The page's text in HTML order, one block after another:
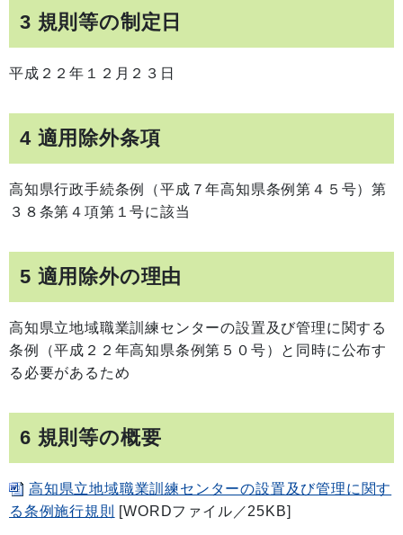
3 規則等の制定日
平成２２年１２月２３日
4 適用除外条項
高知県行政手続条例（平成７年高知県条例第４５号）第
３８条第４項第１号に該当
5 適用除外の理由
高知県立地域職業訓練センターの設置及び管理に関する
条例（平成２２年高知県条例第５０号）と同時に公布す
る必要があるため
6 規則等の概要
高知県立地域職業訓練センターの設置及び管理に関す
る条例施行規則
[WORDファイル／25KB]